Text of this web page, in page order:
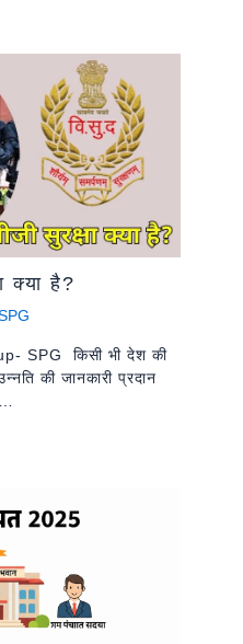
क्या है?
SPG किसी भी देश की
की जानकारी प्रदान